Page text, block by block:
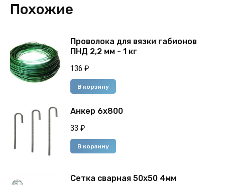
Похожие
Проволока для вязки габионов
ПНД 2,2 мм - 1 кг
136 ₽
В корзину
Анкер 6х800
33 ₽
В корзину
Сетка сварная 50х50 4мм